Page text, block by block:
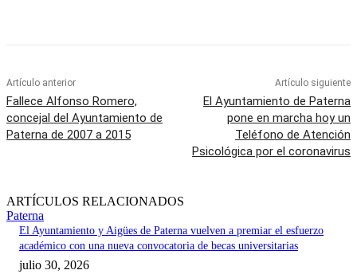
Artículo anterior
Fallece Alfonso Romero,
concejal del Ayuntamiento de
Paterna de 2007 a 2015
Artículo siguiente
El Ayuntamiento de Paterna
pone en marcha hoy un
Teléfono de Atención
Psicológica por el coronavirus
ARTÍCULOS RELACIONADOS
Paterna
El Ayuntamiento y Aigües de Paterna vuelven a premiar el esfuerzo
académico con una nueva convocatoria de becas universitarias
julio 30, 2026